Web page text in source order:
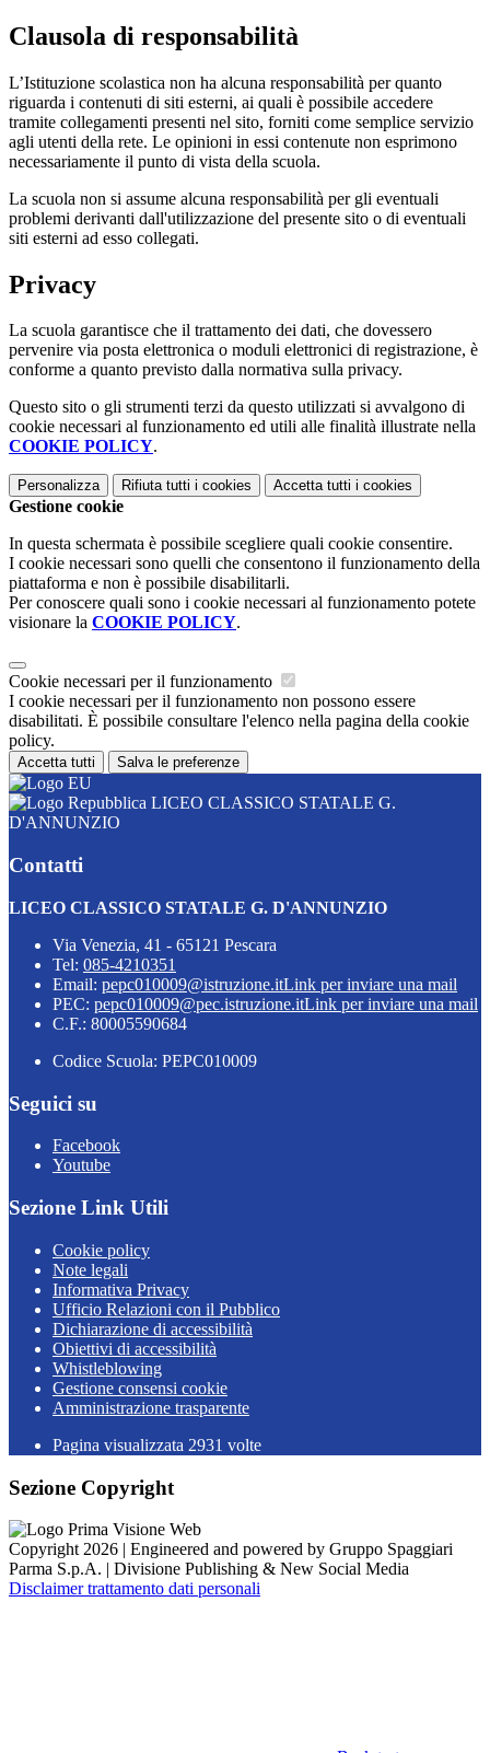
Clausola di responsabilità
L’Istituzione scolastica non ha alcuna responsabilità per quanto
riguarda i contenuti di siti esterni, ai quali è possibile accedere
tramite collegamenti presenti nel sito, forniti come semplice servizio
agli utenti della rete. Le opinioni in essi contenute non esprimono
necessariamente il punto di vista della scuola.
La scuola non si assume alcuna responsabilità per gli eventuali
problemi derivanti dall'utilizzazione del presente sito o di eventuali
siti esterni ad esso collegati.
Privacy
La scuola garantisce che il trattamento dei dati, che dovessero
pervenire via posta elettronica o moduli elettronici di registrazione, è
conforme a quanto previsto dalla normativa sulla privacy.
Questo sito o gli strumenti terzi da questo utilizzati si avvalgono di
cookie necessari al funzionamento ed utili alle finalità illustrate nella
COOKIE POLICY.
Personalizza Rifiuta tutti i cookies Accetta tutti i cookies
Gestione cookie
In questa schermata è possibile scegliere quali cookie consentire.
I cookie necessari sono quelli che consentono il funzionamento della
piattaforma e non è possibile disabilitarli.
Per conoscere quali sono i cookie necessari al funzionamento potete
visionare la COOKIE POLICY.
Cookie necessari per il funzionamento
I cookie necessari per il funzionamento non possono essere
disabilitati. È possibile consultare l'elenco nella pagina della cookie
policy.
Accetta tutti Salva le preferenze
LICEO CLASSICO STATALE G.
D'ANNUNZIO
Contatti
LICEO CLASSICO STATALE G. D'ANNUNZIO
Via Venezia, 41 - 65121 Pescara
Tel: 085-4210351
Email: pepc010009@istruzione.itLink per inviare una mail
PEC: pepc010009@pec.istruzione.itLink per inviare una mail
C.F.: 80005590684
Codice Scuola: PEPC010009
Seguici su
Facebook
Youtube
Sezione Link Utili
Cookie policy
Note legali
Informativa Privacy
Ufficio Relazioni con il Pubblico
Dichiarazione di accessibilità
Obiettivi di accessibilità
Whistleblowing
Gestione consensi cookie
Amministrazione trasparente
Pagina visualizzata 2931 volte
Sezione Copyright
Copyright 2026 | Engineered and powered by Gruppo Spaggiari
Parma S.p.A. | Divisione Publishing & New Social Media
Disclaimer trattamento dati personali